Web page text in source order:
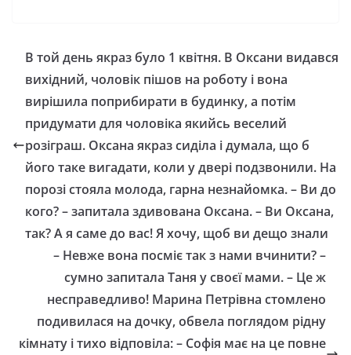
e
b
o
o
k
o
d
o
n
l л
и
т
и
с
я
В той день якраз було 1 квітня. В Оксани видався
вихідний, чоловік пішов на роботу і вона
вирішила поприбирати в будинку, а потім
придумати для чоловіка якийсь веселий
розіграш. Оксана якраз сиділа і думала, що б
його таке вигадати, коли у двері подзвонили. На
порозі стояла молода, гарна незнайомка. – Ви до
кого? – запитала здивована Оксана. – Ви Оксана,
так? А я саме до вас! Я хочу, щоб ви дещо знали
– Невже вона посміє так з нами вчинити? –
сумно запитала Таня у своєї мами. – Це ж
несправедливо! Марина Петрівна стомлено
подивилася на дочку, обвела поглядом рідну
кімнату і тихо відповіла: – Софія має на це повне